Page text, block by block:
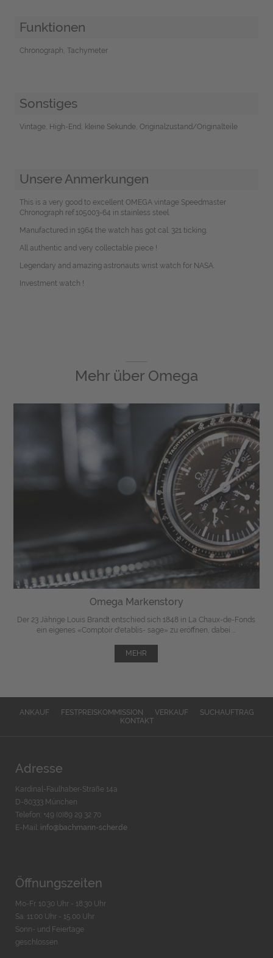
Funktionen
Chronograph, Tachymeter
Sonstiges
Vintage, High-End, kleine Sekunde, Originalzustand/Originalteile
Unsere Anmerkungen
This is a very good to excellent OMEGA vintage Speedmaster
Chronograph ref.105003-64 in stainless steel.
Manufactured in 1964 the watch has got cal. 321 ticking.
All authentic and very collectable piece !
Legendary and amazing astronauts wrist watch for NASA.
Investment watch !
Mehr über Omega
Omega Markenstory
Der 23 Jährige Louis Brandt entschied sich 1848 in La Chaux-de-Fonds
ein eigenes «Comptoir d'etablis- sage» zu eröffnen, dabei ...
MEHR
ANKAUF FESTPREISKOMMISSION VERKAUF
SUCHAUFTRAG
KONTAKT
Adresse
Kardinal-Faulhaber-Straße 14a
D-80333 München
Telefon: +49 (0)89 29 32 70
E-Mail: info@bachmann-scher.de
Öffnungszeiten
Mo-Fr. 10:30 Uhr - 18:30 Uhr
Sa. 11:00 Uhr - 15.00 Uhr
Sonn- und Feiertage
geschlossen